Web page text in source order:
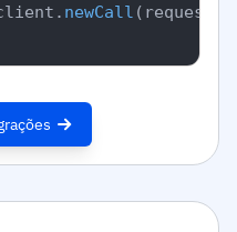
client. newCall (request).